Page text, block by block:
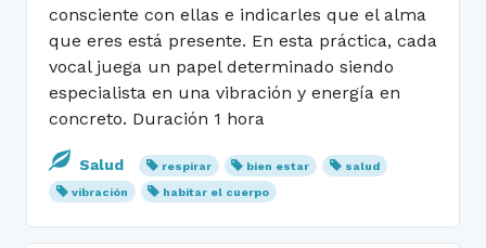
consciente con ellas e indicarles que el alma
que eres está presente. En esta práctica, cada
vocal juega un papel determinado siendo
especialista en una vibración y energía en
concreto. Duración 1 hora
Salud respirar bien estar
salud
vibración
habitar el cuerpo